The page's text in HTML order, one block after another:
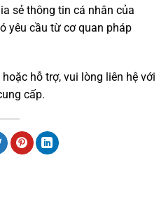
sẻ thông tin cá nhân của
yêu cầu từ cơ quan pháp
hỗ trợ, vui lòng liên hệ với
cấp.